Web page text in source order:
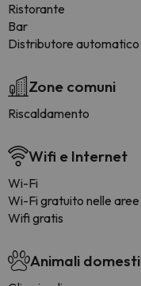
Ristorante
Bar
Distributore automatico
Zone comuni
Riscaldamento
Wifi e Internet
Wi-Fi
Wi-Fi gratuito nelle aree
Wifi gratis
Animali